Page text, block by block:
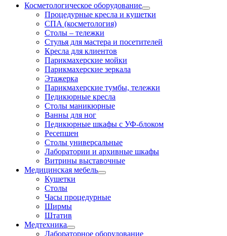
Косметологическое оборудование
Процедурные кресла и кушетки
СПА (косметология)
Столы – тележки
Стулья для мастера и посетителей
Кресла для клиентов
Парикмахерские мойки
Парикмахерские зеркала
Этажерка
Парикмахерские тумбы, тележки
Педикюрные кресла
Столы маникюрные
Ванны для ног
Педикюрные шкафы с УФ-блоком
Ресепшен
Столы универсальные
Лаборатории и архивные шкафы
Витрины выставочные
Медицинская мебель
Кушетки
Столы
Часы процедурные
Ширмы
Штатив
Медтехника
Лабораторное оборудование